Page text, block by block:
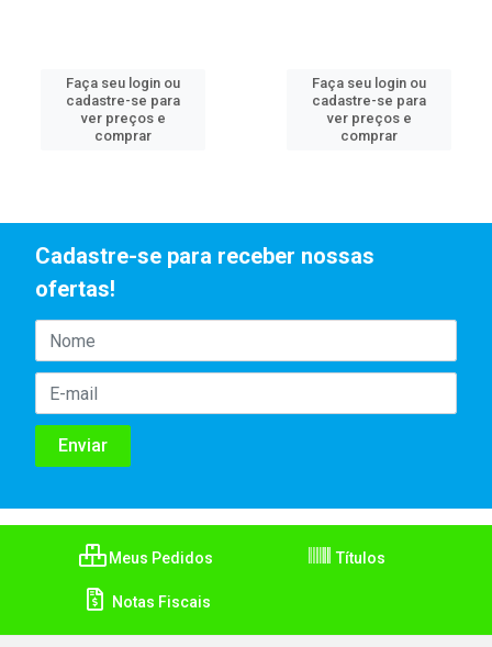
Faça seu login ou
cadastre-se para
ver preços e
comprar
Faça seu login ou
cadastre-se para
ver preços e
comprar
Cadastre-se para receber nossas
ofertas!
Meus Pedidos Títulos
Notas Fiscais